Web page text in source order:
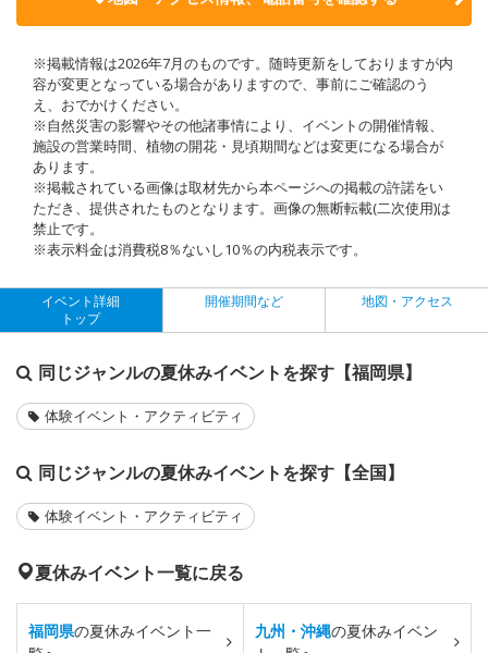
※掲載情報は2026年7月のものです。随時更新をしておりますが内
容が変更となっている場合がありますので、事前にご確認のう
え、おでかけください。
※自然災害の影響やその他諸事情により、イベントの開催情報、
施設の営業時間、植物の開花・見頃期間などは変更になる場合が
あります。
※掲載されている画像は取材先から本ページへの掲載の許諾をい
ただき、提供されたものとなります。画像の無断転載(二次使用)は
禁止です。
※表示料金は消費税8％ないし10％の内税表示です。
イベント詳細
トップ
開催期間など 地図・アクセス
同じジャンルの夏休みイベントを探す【福岡県】
体験イベント・アクティビティ
同じジャンルの夏休みイベントを探す【全国】
体験イベント・アクティビティ
夏休みイベント一覧に戻る
福岡県の夏休みイベント一
九州・沖縄の夏休みイベン